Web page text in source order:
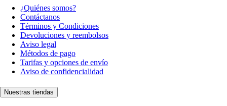
¿Quiénes somos?
Contáctanos
Términos y Condiciones
Devoluciones y reembolsos
Aviso legal
Métodos de pago
Tarifas y opciones de envío
Aviso de confidencialidad
Nuestras tiendas